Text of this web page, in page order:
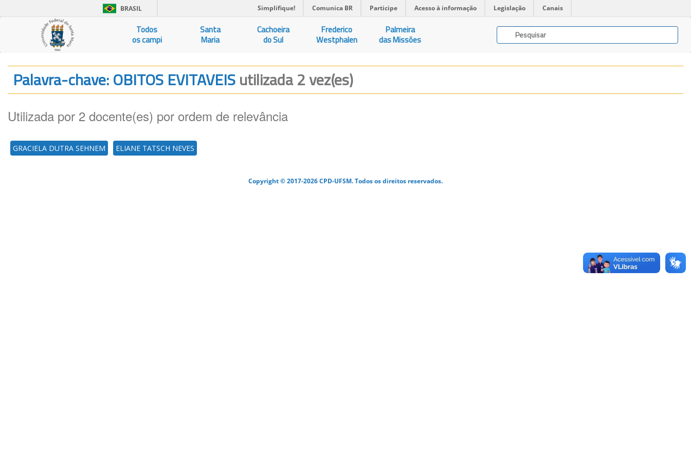
BRASIL Simplifique! Comunica BR Participe Acesso à informação Legislação Canais
Todos
os campi
Santa
Maria
Cachoeira
do Sul
Frederico
Westphalen
Palmeira
das Missões
Palavra-chave: OBITOS EVITAVEISutilizada 2 vez(es)
Utilizada por 2 docente(es) por ordem de relevância
GRACIELA DUTRA SEHNEM ELIANE TATSCH NEVES
Copyright © 2017-2026 CPD-UFSM. Todos os direitos reservados.